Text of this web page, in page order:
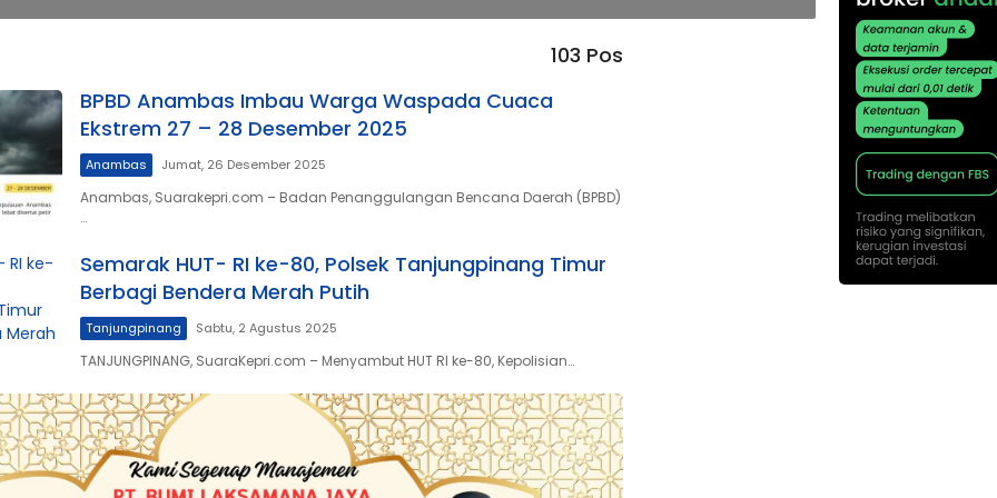
103 Pos
BPBD Anambas Imbau Warga Waspada Cuaca
Ekstrem 27 – 28 Desember 2025
Anambas Jumat, 26 Desember 2025
Anambas, Suarakepri.com – Badan Penanggulangan Bencana Daerah (BPBD)
…
Semarak HUT- RI ke-80, Polsek Tanjungpinang Timur
Berbagi Bendera Merah Putih
Tanjungpinang Sabtu, 2 Agustus 2025
TANJUNGPINANG, SuaraKepri.com – Menyambut HUT RI ke-80, Kepolisian…